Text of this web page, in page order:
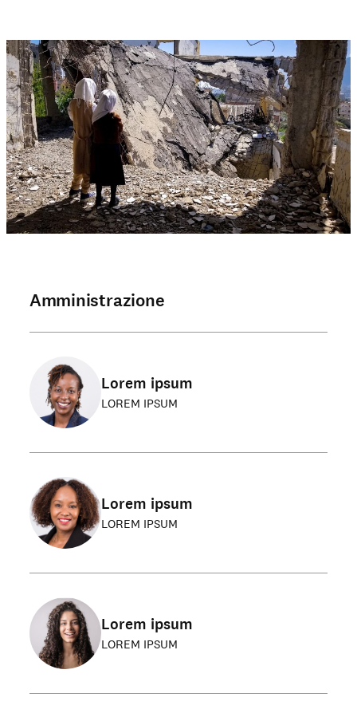
Amministrazione
Lorem ipsum
LOREM IPSUM
Lorem ipsum
LOREM IPSUM
Lorem ipsum
LOREM IPSUM